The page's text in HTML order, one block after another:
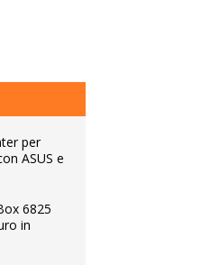
per
ASUS e
6825
in